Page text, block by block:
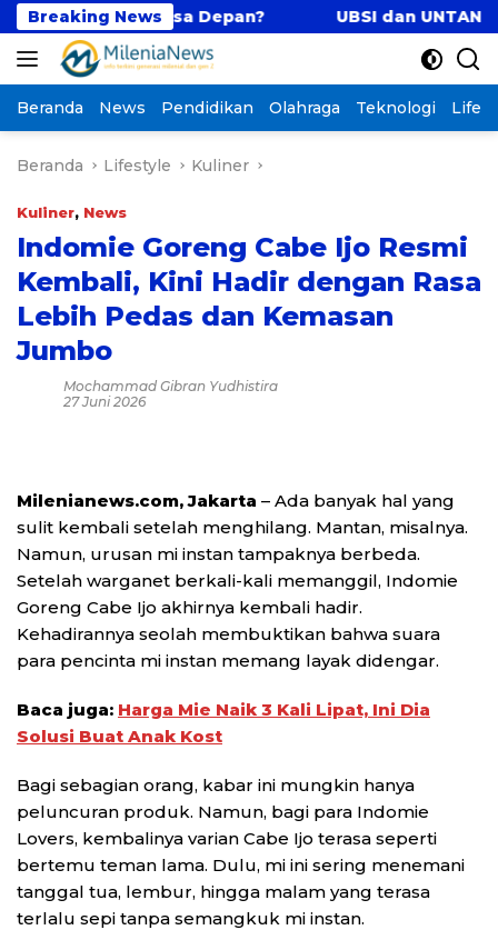
Langsung
ke
konten
Breaking News
Masa Depan? UBSI dan UNTAN Perkuat
Beranda News Pendidikan Olahraga Teknologi
Beranda Lifestyle Kuliner
Kuliner, News
Indomie Goreng Cabe Ijo Resmi
Kembali, Kini Hadir dengan Rasa
Lebih Pedas dan Kemasan
Jumbo
Mochammad Gibran Yudhistira
27 Juni 2026
Milenianews.com, Jakarta – Ada banyak hal yang
sulit kembali setelah menghilang. Mantan, misalnya.
Namun, urusan mi instan tampaknya berbeda.
Setelah warganet berkali-kali memanggil, Indomie
Goreng Cabe Ijo akhirnya kembali hadir.
Kehadirannya seolah membuktikan bahwa suara
para pencinta mi instan memang layak didengar.
Baca juga: Harga Mie Naik 3 Kali Lipat, Ini Dia
Solusi Buat Anak Kost
Bagi sebagian orang, kabar ini mungkin hanya
peluncuran produk. Namun, bagi para Indomie
Lovers, kembalinya varian Cabe Ijo terasa seperti
bertemu teman lama. Dulu, mi ini sering menemani
tanggal tua, lembur, hingga malam yang terasa
terlalu sepi tanpa semangkuk mi instan.